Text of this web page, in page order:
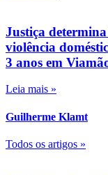
Justiça
violência
3 anos em
Leia mais »
Guilherme Klamt
Todos os artigos »